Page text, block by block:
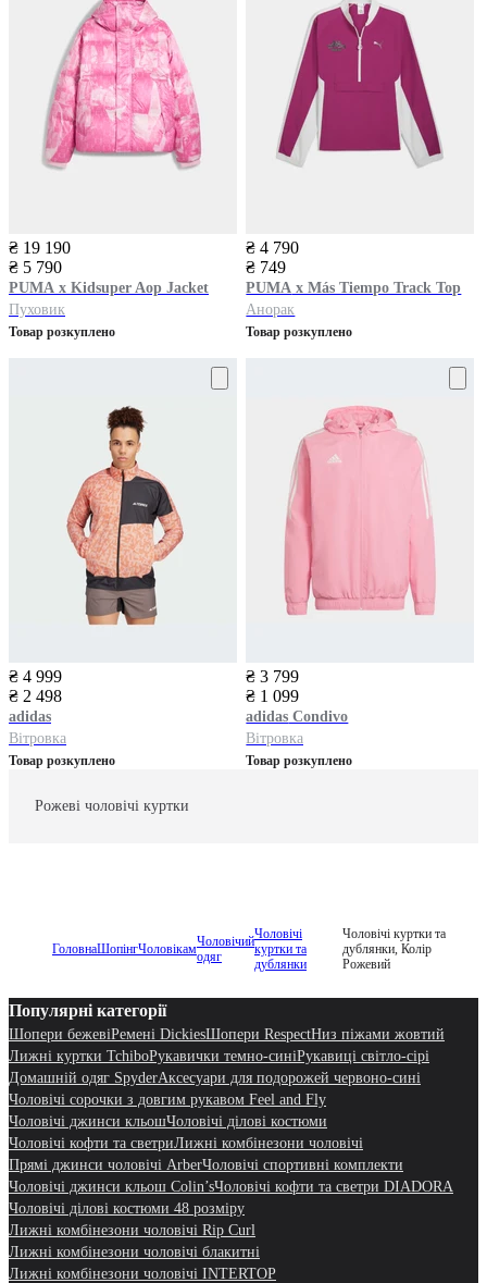
₴ 19 190
₴ 5 790
PUMA x Kidsuper Aop Jacket
Пуховик
Товар розкуплено
₴ 4 790
₴ 749
PUMA x Más Tiempo Track Top
Анорак
Товар розкуплено
₴ 4 999
₴ 2 498
adidas
Вітровка
Товар розкуплено
₴ 3 799
₴ 1 099
adidas Condivo
Вітровка
Товар розкуплено
Рожеві чоловічі куртки
ГоловнаШопінгЧоловікамЧоловічий
одяг
Чоловічі
куртки та
дублянки
Чоловічі куртки та
дублянки, Колір
Рожевий
Популярні категорії
Шопери бежевіРемені DickiesШопери RespectНиз піжами жовтий
Лижні куртки TchiboРукавички темно-синіРукавиці світло-сірі
Домашній одяг SpyderАксесуари для подорожей червоно-сині
Чоловічі сорочки з довгим рукавом Feel and Fly
Чоловічі джинси кльошЧоловічі ділові костюми
Чоловічі кофти та светриЛижні комбінезони чоловічі
Прямі джинси чоловічі ArberЧоловічі спортивні комплекти
Чоловічі джинси кльош Colin’sЧоловічі кофти та светри DIADORA
Чоловічі ділові костюми 48 розміру
Лижні комбінезони чоловічі Rip Curl
Лижні комбінезони чоловічі блакитні
Лижні комбінезони чоловічі INTERTOP